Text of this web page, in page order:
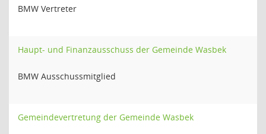
BMW Vertreter
Haupt- und Finanzausschuss der Gemeinde Wasbek
BMW Ausschussmitglied
Gemeindevertretung der Gemeinde Wasbek